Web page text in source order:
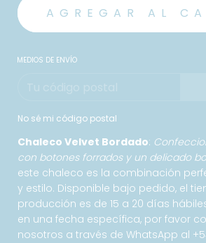
MEDIOS DE ENVÍO
No sé mi código postal
Chaleco Velvet Bordado:
con botones forrados y un delicado
este chaleco es la combinación
y estilo. Disponible bajo pedido, el
producción es de 15 a 20 días
en una fecha específica, por favor
nosotros a través de WhatsApp al